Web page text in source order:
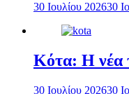
30 Ιουλίου 202630
Κότα: Η νέα
30 Ιουλίου 202630